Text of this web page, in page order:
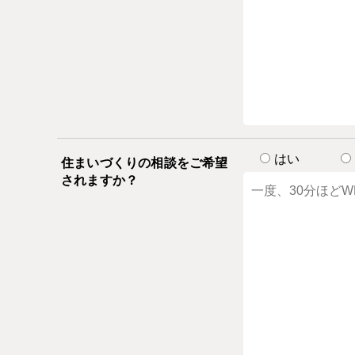
住まいづくりの相談をご希望
されますか？
はい